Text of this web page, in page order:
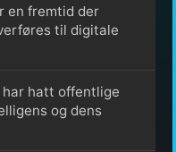
en fremtid der
til digitale
har hatt offentlige
og dens